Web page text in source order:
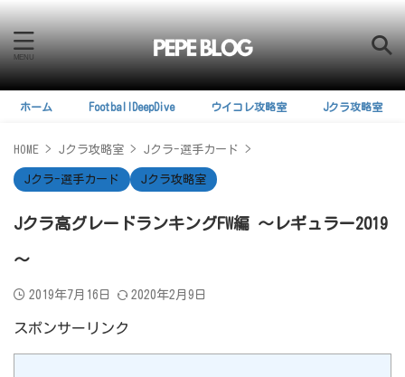
ホーム FootballDeepDive ウイコレ攻略室 Jクラ攻略室
HOME > Jクラ攻略室 > Jクラ-選手カード >
Jクラ-選手カード Jクラ攻略室
Jクラ高グレードランキングFW編 ～レギュラー2019
～
2019年7月16日 2020年2月9日
スポンサーリンク